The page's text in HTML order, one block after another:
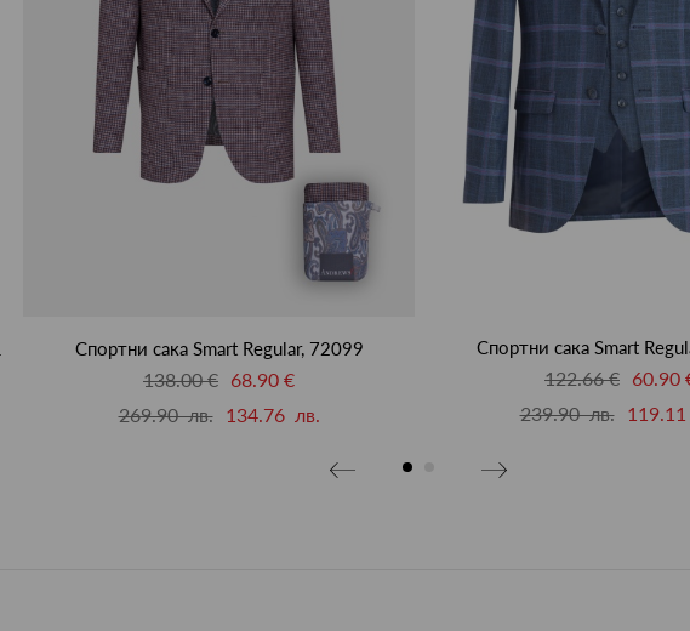
Спортни сака Smart Regular, 72099
138.00 € 68.90 €
269.90 лв.
134.76 лв.
Спортни сака Smart
122.66 € 60.90
239.90 лв.
119.11